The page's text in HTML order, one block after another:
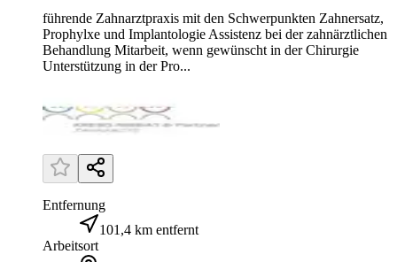
führende Zahnarztpraxis mit den Schwerpunkten Zahnersatz,
Prophylxe und Implantologie Assistenz bei der zahnärztlichen
Behandlung Mitarbeit, wenn gewünscht in der Chirurgie
Unterstützung in der Pro...
Entfernung
101,4 km entfernt
Arbeitsort